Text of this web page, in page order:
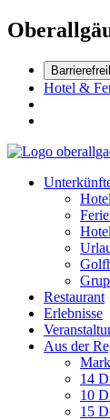
Hotel &
Restaurant
Erlebnisse
Aus der
14
10
15